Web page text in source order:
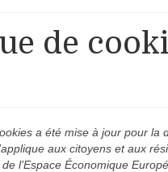
biologiques
produits
de
a été mise à jour pour la
aux citoyens et aux
l’Espace Économique